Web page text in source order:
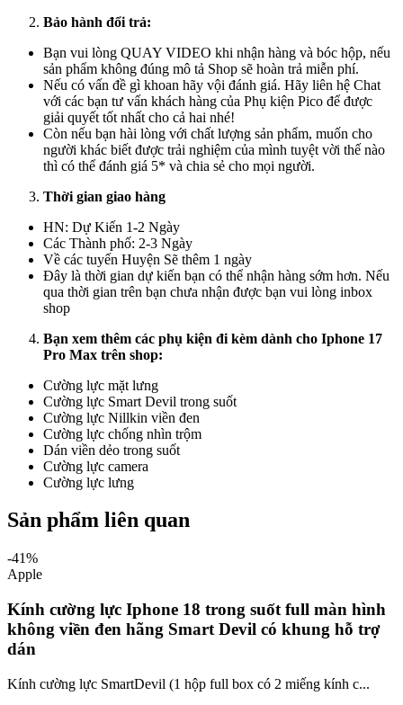
Bảo hành đổi trả:
Bạn vui lòng QUAY VIDEO khi nhận hàng và bóc hộp, nếu
sản phẩm không đúng mô tả Shop sẽ hoàn trả miễn phí.
Nếu có vấn đề gì khoan hãy vội đánh giá. Hãy liên hệ Chat
với các bạn tư vấn khách hàng của Phụ kiện Pico để được
giải quyết tốt nhất cho cả hai nhé!
Còn nếu bạn hài lòng với chất lượng sản phẩm, muốn cho
người khác biết được trải nghiệm của mình tuyệt vời thế nào
thì có thể đánh giá 5* và chia sẻ cho mọi người.
Thời gian giao hàng
HN: Dự Kiến 1-2 Ngày
Các Thành phố: 2-3 Ngày
Về các tuyến Huyện Sẽ thêm 1 ngày
Đây là thời gian dự kiến bạn có thể nhận hàng sớm hơn. Nếu
qua thời gian trên bạn chưa nhận được bạn vui lòng inbox
shop
Bạn xem thêm các phụ kiện đi kèm dành cho Iphone 17
Pro Max trên shop:
Cường lực mặt lưng
Cường lực Smart Devil trong suốt
Cường lực Nillkin viền đen
Cường lực chống nhìn trộm
Dán viền dẻo trong suốt
Cường lực camera
Cường lực lưng
Sản phẩm liên quan
-41%
Apple
Kính cường lực Iphone 18 trong suốt full màn hình
không viền đen hãng Smart Devil có khung hỗ trợ
dán
Kính cường lực SmartDevil (1 hộp full box có 2 miếng kính c...